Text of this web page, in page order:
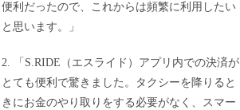
便利だったので、これからは頻繁に利用したい
と思います。」
2. 「S.RIDE（エスライド）アプリ内での決済が
とても便利で驚きました。タクシーを降りると
きにお金のやり取りをする必要がなく、スマー